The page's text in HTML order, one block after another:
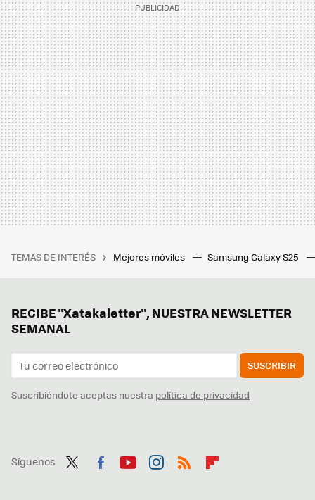
TEMAS DE INTERÉS Mejores móviles Samsung Galaxy S25
RECIBE "Xatakaletter", NUESTRA NEWSLETTER
SEMANAL
SUSCRIBIR
Suscribiéndote aceptas nuestra política de privacidad
Síguenos